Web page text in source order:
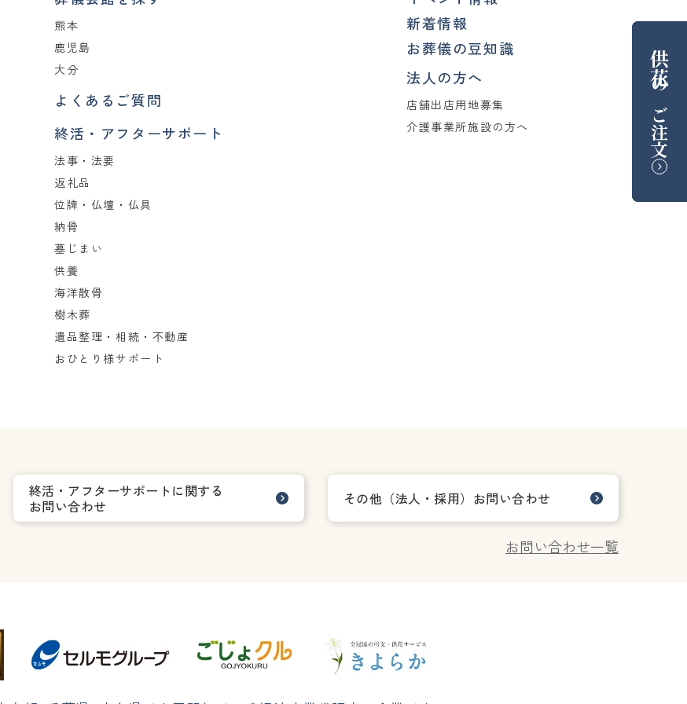
供花
の
ご注文
熊本
鹿児島
大分
よくあるご質問
終活・アフターサポート
法事・法要
返礼品
位牌・仏壇・仏具
納骨
墓じまい
供養
海洋散骨
樹木葬
遺品整理・相続・不動産
おひとり様サポート
新着情報
お葬儀の豆知識
法人の方へ
店舗出店用地募集
介護事業所施設の方へ
終活・アフターサポートに関する
お問い合わせ
その他（法人・採用）お問い合わせ
お問い合わせ一覧